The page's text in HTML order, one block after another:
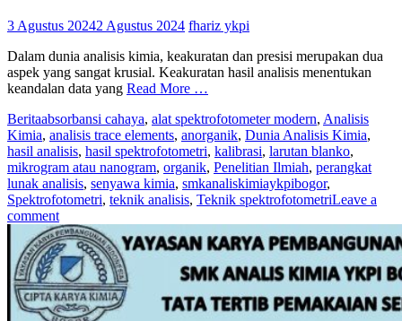
3 Agustus 20242 Agustus 2024 fhariz ykpi
Dalam dunia analisis kimia, keakuratan dan presisi merupakan dua
aspek yang sangat krusial. Keakuratan hasil analisis menentukan
keandalan data yang Read More …
Beritaabsorbansi cahaya, alat spektrofotometer modern, Analisis
Kimia, analisis trace elements, anorganik, Dunia Analisis Kimia,
hasil analisis, hasil spektrofotometri, kalibrasi, larutan blanko,
mikrogram atau nanogram, organik, Penelitian Ilmiah, perangkat
lunak analisis, senyawa kimia, smkanaliskimiaykpibogor,
Spektrofotometri, teknik analisis, Teknik spektrofotometriLeave a
comment